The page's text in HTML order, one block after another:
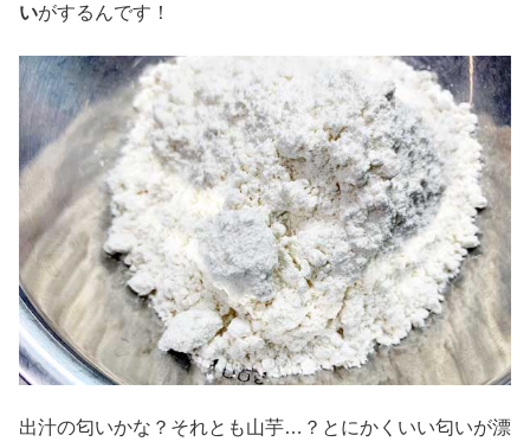
いがするんです！
出汁の匂いかな？それとも山芋…？とにかくいい匂いが漂